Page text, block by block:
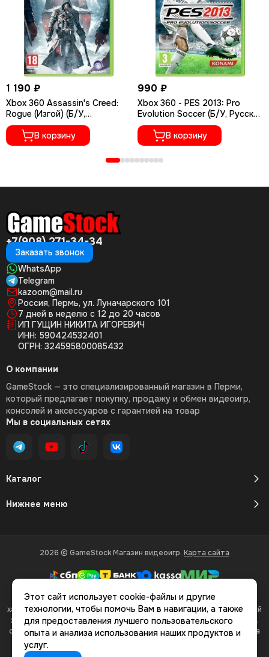
1 190 ₽
Xbox 360 Assassin's Creed:
Rogue (Изгой) (Б/У,
Полностью на русском
языке)В корзину
990 ₽
Xbox 360 - PES 2013: Pro
Evolution Soccer (Б/У, Русские
субтитры)
В корзину
+7(908) 271-34-34
Заказать звонок
WhatsApp
Telegram
kazoom@mail.ru
Россия, Пермь, ул. Луначарского 101
7 дней в неделю с 12 до 20 часов
ИП ГУЩИН НИКИТА ИГОРЕВИЧ
ИНН: 590424532401
ОГРН: 324595800085432
Каталог
Нижнее меню
О компании
GameStock — это специализированный магазин в Перми,
который предлагает покупку, продажу и обмен видеоигр,
консолей и аксессуаров с гарантией на товар
Мы в социальных сетях
2026 © GameStock Магазин видеоигр. Карта сайта
Вся представленная на сайте информация, касающаяся
характеристик, стоимости товаров и услуг, носит информационный
характер и ни при каких условиях не является публичной офертой,
определяемой положениями Статьи 437(2) Гражданского кодекса
Этот сайт использует cookie-файлы и другие
технологии, чтобы помочь Вам в навигации, а также
для предоставления лучшего пользовательского
опыта и анализа использования наших продуктов и
услуг.